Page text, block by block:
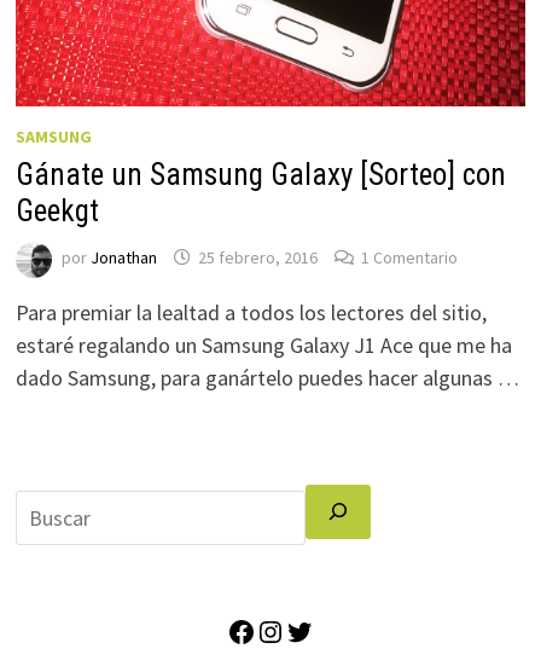
SAMSUNG
Gánate un Samsung Galaxy [Sorteo] con
Geekgt
por Jonathan 25 febrero, 2016 1 Comentario
Para premiar la lealtad a todos los lectores del sitio,
estaré regalando un Samsung Galaxy J1 Ace que me ha
dado Samsung, para ganártelo puedes hacer algunas …
Facebook
Instagram